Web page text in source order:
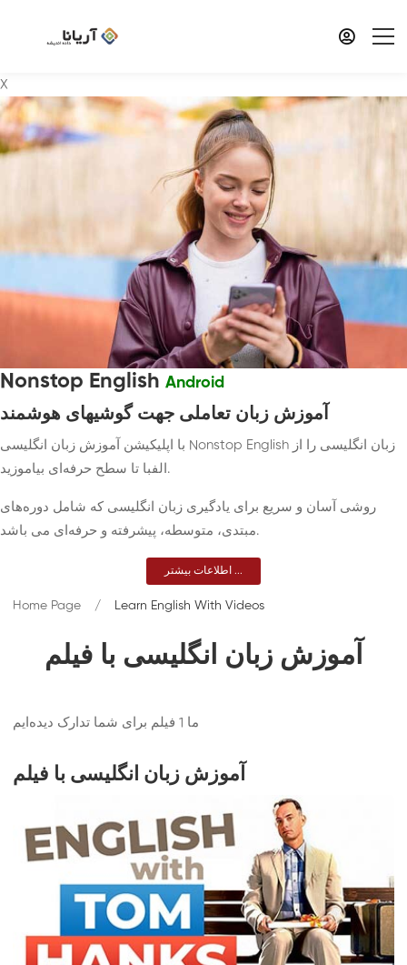
X
Nonstop English Android
آموزش زبان تعاملی جهت گوشیهای هوشمند
با اپلیکیشن آموزش زبان انگلیسی Nonstop English زبان انگلیسی را از
الفبا تا سطح حرفه‌ای بیاموزید.
روشی آسان و سریع برای یادگیری زبان انگلیسی که شامل دوره‌های
مبتدی، متوسطه، پیشرفته و حرفه‌ای می باشد.
اطلاعات بیشتر ...
آموزش زبان انگلیسی با فیلم
Home Page Learn English With Videos
ما 1 فیلم برای شما تدارک دیده‌ایم
آموزش زبان انگلیسی با فیلم